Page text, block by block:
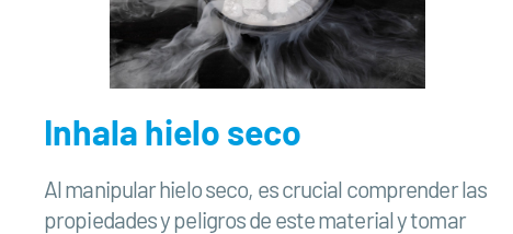
Inhala hielo seco
Al manipular hielo seco, es crucial comprender las
propiedades y peligros de este material y tomar